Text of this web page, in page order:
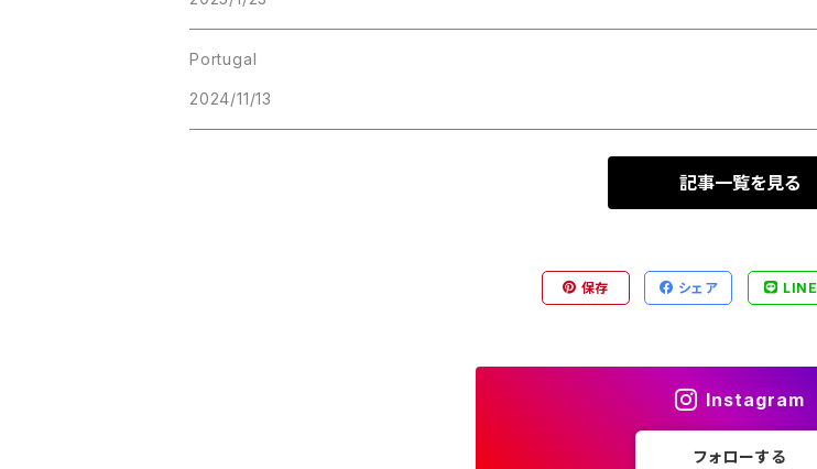
Portugal
2024/11/13
記事一覧を見る
保存 シェア LINE
Instagram
フォローする